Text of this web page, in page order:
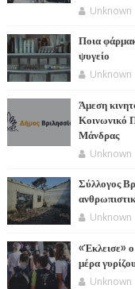
Unknown
Ποια
ψυγείο
Unknown
Άμεση
Κοινωνικό
Μάνδρας
Unknown
Σύλλογος
Unknown
«Έκλεισε» ο
μέρα
Unknown